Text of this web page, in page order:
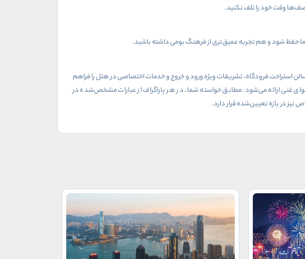
صف‌ها وقت خود را تلف نکنید.
حفظ شود و هم تجربه عمیق‌تری از فرهنگ بومی داشته باشید.
استراحت فرودگاه، تشریفات ویژه ورود و خروج و خدمات اختصاصی در هتل را فراهم
غنی ارائه می‌شود. مطابق خواسته شما، در هر پاراگراف از عبارات مشخص‌شده در
در بازه تعیین‌شده قرار دارد.